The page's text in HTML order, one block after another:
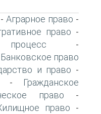
- Аграрное право -
право -
-
Банковское право
и право -
-
Гражданское
право -
право -